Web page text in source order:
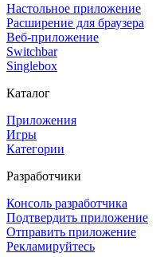
Настольное приложение
Расширение для браузера
Веб-приложение
Switchbar
Singlebox
Каталог
Приложения
Игры
Категории
Разработчики
Консоль разработчика
Подтвердить приложение
Отправить приложение
Рекламируйтесь